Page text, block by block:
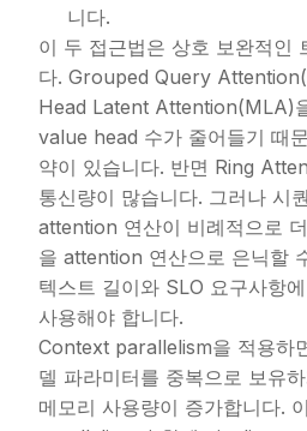
니다.
이 두 접근법은 상호 보완적인
다. Grouped Query
Head Latent Attention(MLA)
value head 수가 줄어들기 때
약이 있습니다. 반면 Ring
통신량이 많습니다. 그러나 시
attention 연산이 비례적으로
을 attention 연산으로 은닉할
텍스트 길이와 SLO 요구사항
사용해야 합니다.
Context parallelism을 적용하
델 파라미터를 중복으로 보유
메모리 사용량이 증가합니다.